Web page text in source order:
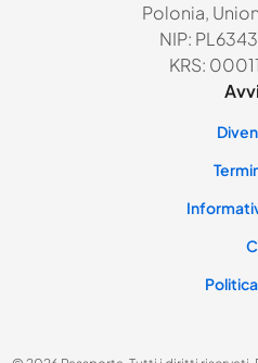
Polonia,
NIP:
KRS: